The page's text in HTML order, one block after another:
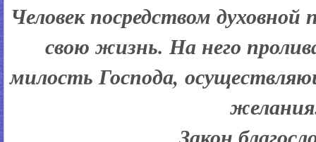
Человек посредством
свою жизнь. На него
милость Господа,